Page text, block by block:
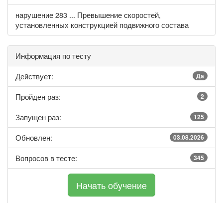
нарушение 283 ... Превышение скоростей,
установленных конструкцией подвижного состава
Информация по тесту
Действует:
Да
Пройден раз: 2
Запущен раз: 125
Обновлен: 03.08.2026
Вопросов в тесте: 345